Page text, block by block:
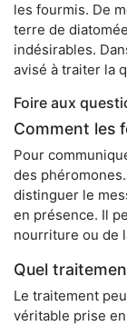
les fourmis. De
terre de
indésirables.
avisé à traiter la
Foire aux
Comment les
Pour
des
distinguer le
en présence. Il
nourriture ou de
Quel
Le traitement
véritable prise